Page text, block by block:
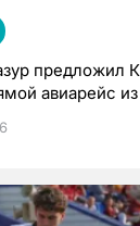
предложил
авиарейс